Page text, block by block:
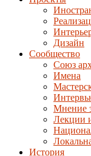
Дизайн
Сообщество
Союз
Имена
Мнение
Лекции
История